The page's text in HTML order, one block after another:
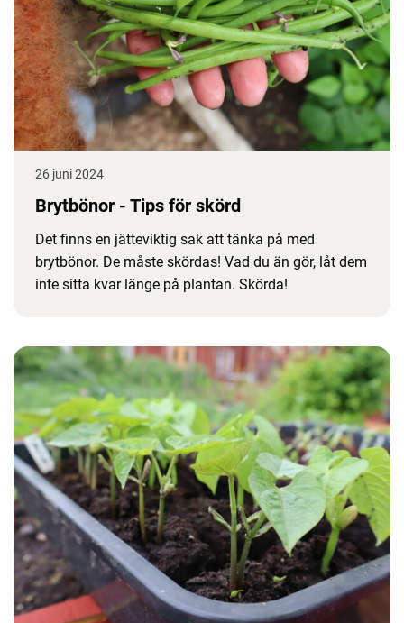
26 juni 2024
Brytbönor - Tips för skörd
Det finns en jätteviktig sak att tänka på med
brytbönor. De måste skördas! Vad du än gör, låt dem
inte sitta kvar länge på plantan. Skörda!